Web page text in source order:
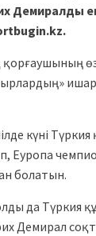
Демиралды
күні
Еуропа
болатын.
да Түркия
Демирал